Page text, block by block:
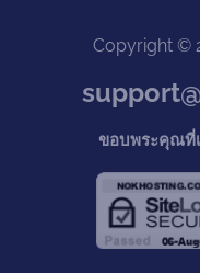
Copyright ©
ขอบพระคุณที่